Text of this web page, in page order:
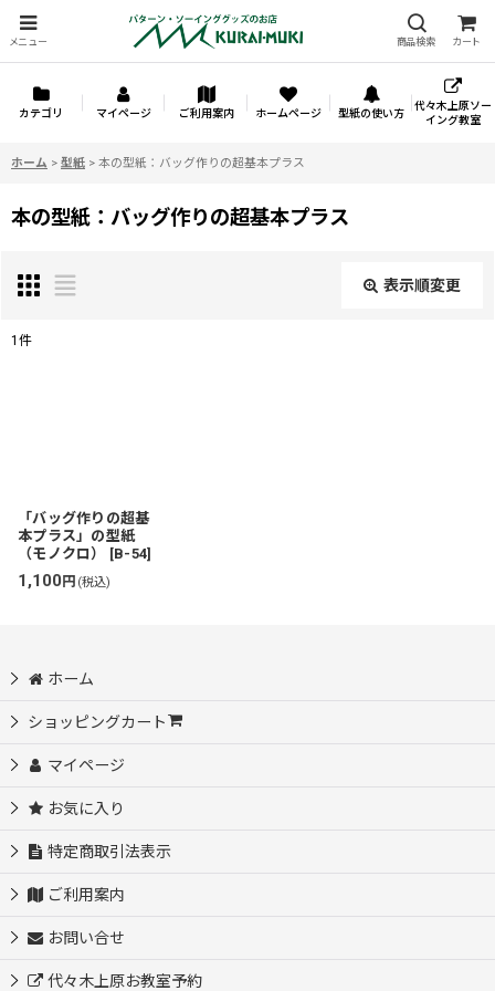
メニュー 商品検索 カート
カテゴリ マイページ ご利用案内 ホームページ 型紙の使い方
代々木上原ソー
イング教室
ホーム > 型紙 > 本の型紙：バッグ作りの超基本プラス
本の型紙：バッグ作りの超基本プラス
表示順変更
1 件
「バッグ作りの超基
本プラス」の型紙
（モノクロ）
[B-54]
1,100円 (税込)
ホーム
ショッピングカート
マイページ
お気に入り
特定商取引法表示
ご利用案内
お問い合せ
代々木上原お教室予約